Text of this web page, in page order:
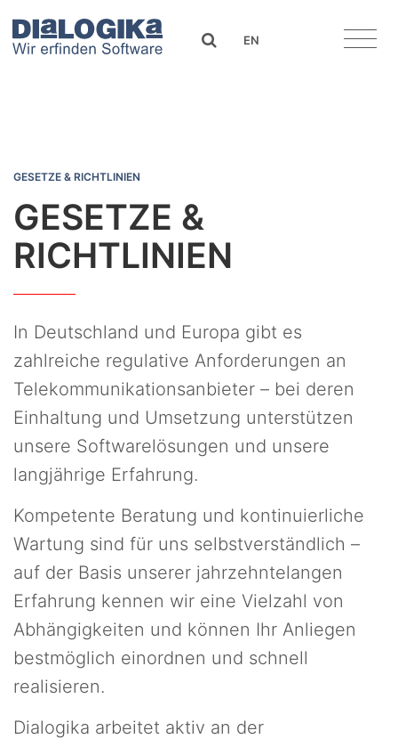
DIaLOGIKa searchEN
GESETZE & RICHTLINIEN
GESETZE &
RICHTLINIEN
In Deutschland und Europa gibt es
zahlreiche regulative Anforderungen an
Telekommunikationsanbieter – bei deren
Einhaltung und Umsetzung unterstützen
unsere Softwarelösungen und unsere
langjährige Erfahrung.
Kompetente Beratung und kontinuierliche
Wartung sind für uns selbstverständlich –
auf der Basis unserer jahrzehntelangen
Erfahrung kennen wir eine Vielzahl von
Abhängigkeiten und können Ihr Anliegen
bestmöglich einordnen und schnell
realisieren.
Dialogika arbeitet aktiv an der